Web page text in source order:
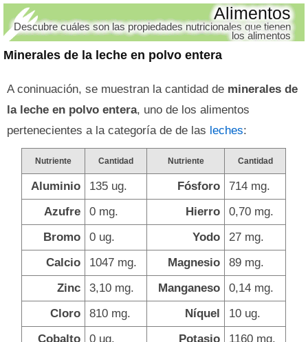
Minerales de la leche en polvo entera
Alimentos
Descubre cuáles son las propiedades nutricionales que tienen
los alimentos
A coninuación, se muestran la cantidad de minerales de
la leche en polvo entera, uno de los alimentos
pertenecientes a la categoría de de las leches:
Nutriente Cantidad Nutriente Cantidad
Aluminio 135 ug. Fósforo
714 mg.
Azufre
0 mg. Hierro
0,70 mg.
Bromo
0 ug. Yodo
27 mg.
Calcio
1047 mg. Magnesio
89 mg.
Zinc
3,10 mg. Manganeso
0,14 mg.
Cloro
810 mg. Níquel
10 ug.
Cobalto
0 ug. Potasio
1160 mg.